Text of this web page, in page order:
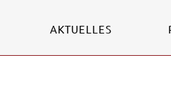
AKTUELLES